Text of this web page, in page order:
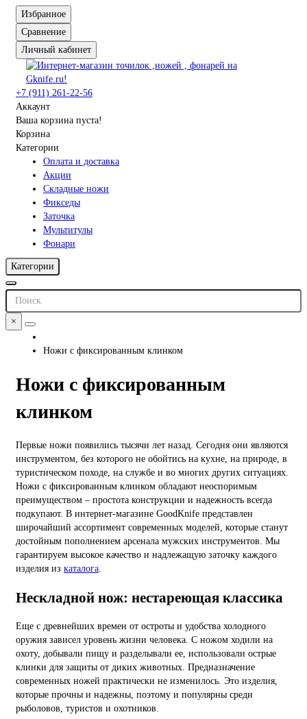
Избранное
Сравнение
Личный кабинет
+7 (911) 261-22-56
Аккаунт
Ваша корзина пуста!
Корзина
Категории
Оплата и доставка
Акции
Складные ножи
Фикседы
Заточка
Мультитулы
Фонари
Категории
×
Ножи с фиксированным клинком
Ножи с фиксированным
клинком
Первые ножи появились тысячи лет назад. Сегодня они являются
инструментом, без которого не обойтись на кухне, на природе, в
туристическом походе, на службе и во многих других ситуациях.
Ножи с фиксированным клинком обладают неоспоримым
преимуществом – простота конструкции и надежность всегда
подкупают. В интернет-магазине GoodKnife представлен
широчайший ассортимент современных моделей, которые станут
достойным пополнением арсенала мужских инструментов. Мы
гарантируем высокое качество и надлежащую заточку каждого
изделия из каталога
Нескладной нож: нестареющая классика
Еще с древнейших времен от остроты и удобства холодного
оружия зависел уровень жизни человека. С ножом ходили на
охоту, добывали пищу и разделывали ее, использовали острые
клинки для защиты от диких животных. Предназначение
современных ножей практически не изменилось. Это изделия,
которые прочны и надежны, поэтому и популярны среди
рыболовов, туристов и охотников.